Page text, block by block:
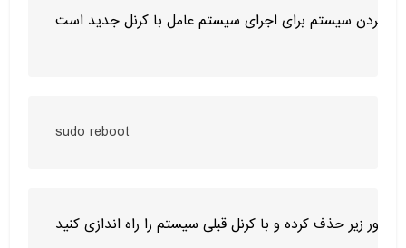
کردن سیستم برای اجرای سیستم عامل با کرنل جدید است.
sudo reboot